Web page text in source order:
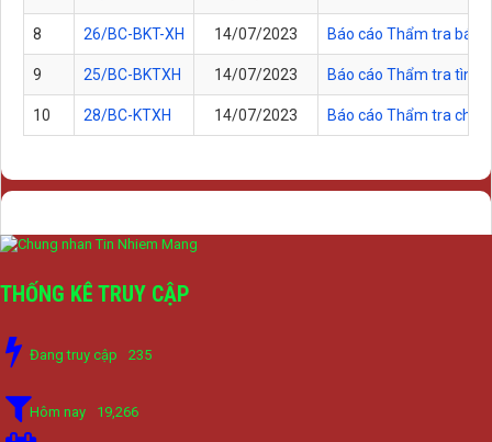
8 26/BC-BKT-XH 14/07/2023 Báo cáo Thẩm tra báo
9 25/BC-BKTXH 14/07/2023 Báo cáo Thẩm tra tình
10 28/BC-KTXH 14/07/2023 Báo cáo Thẩm tra chủ
THỐNG KÊ TRUY CẬP
Đang truy cập 235
Hôm nay 19,266